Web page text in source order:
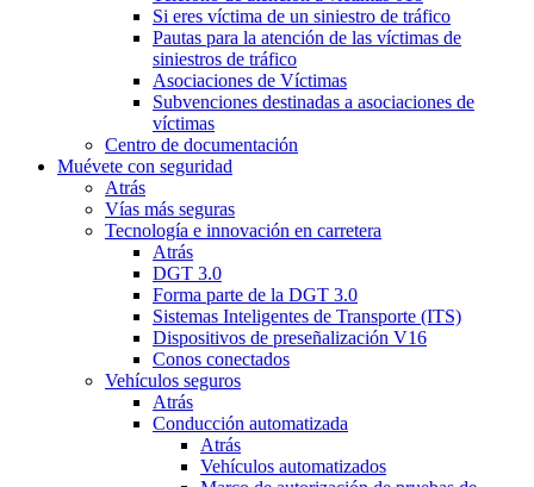
Si eres víctima de un siniestro de tráfico
Pautas para la atención de las víctimas de
siniestros de tráfico
Asociaciones de Víctimas
Subvenciones destinadas a asociaciones de
víctimas
Centro de documentación
Muévete con seguridad
Atrás
Vías más seguras
Tecnología e innovación en carretera
Atrás
DGT 3.0
Forma parte de la DGT 3.0
Sistemas Inteligentes de Transporte (ITS)
Dispositivos de preseñalización V16
Conos conectados
Vehículos seguros
Atrás
Conducción automatizada
Atrás
Vehículos automatizados